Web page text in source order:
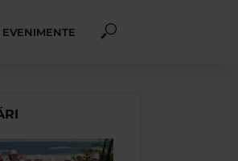
EVENIMENTE